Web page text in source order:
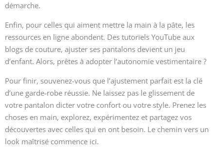
démarche.
Enfin, pour celles qui aiment mettre la main à la pâte, les
ressources en ligne abondent. Des tutoriels YouTube aux
blogs de couture, ajuster ses pantalons devient un jeu
d’enfant. Alors, prêtes à adopter l’autonomie vestimentaire ?
Pour finir, souvenez-vous que l’ajustement parfait est la clé
d’une garde-robe réussie. Ne laissez pas le glissement de
votre pantalon dicter votre confort ou votre style. Prenez les
choses en main, explorez, expérimentez et partagez vos
découvertes avec celles qui en ont besoin. Le chemin vers un
look maîtrisé commence ici.